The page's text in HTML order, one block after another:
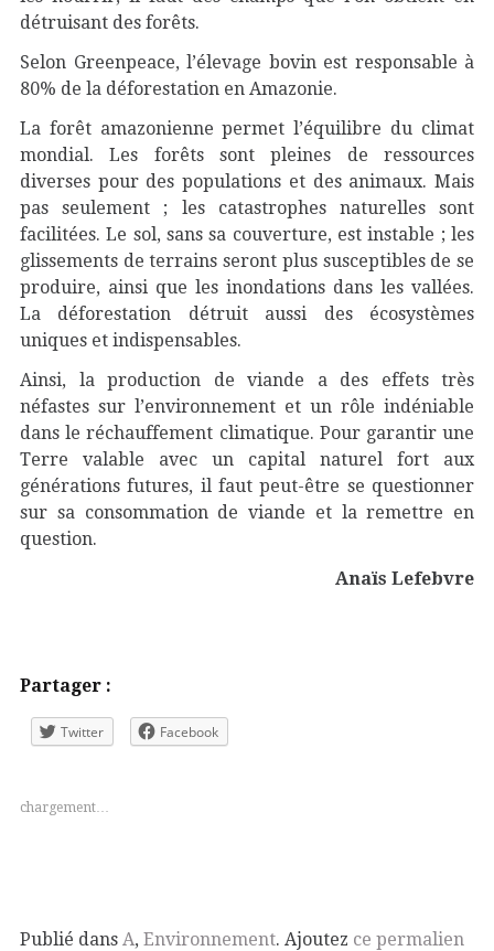
détruisant des forêts.
Selon Greenpeace, l’élevage bovin est responsable à
80% de la déforestation en Amazonie.
La forêt amazonienne permet l’équilibre du climat
mondial. Les forêts sont pleines de ressources
diverses pour des populations et des animaux. Mais
pas seulement ; les catastrophes naturelles sont
facilitées. Le sol, sans sa couverture, est instable ; les
glissements de terrains seront plus susceptibles de se
produire, ainsi que les inondations dans les vallées.
La déforestation détruit aussi des écosystèmes
uniques et indispensables.
Ainsi, la production de viande a des effets très
néfastes sur l’environnement et un rôle indéniable
dans le réchauffement climatique. Pour garantir une
Terre valable avec un capital naturel fort aux
générations futures, il faut peut-être se questionner
sur sa consommation de viande et la remettre en
question.
Anaïs Lefebvre
Partager :
Twitter Facebook
chargement…
Publié dans A, Environnement. Ajoutez ce permalien